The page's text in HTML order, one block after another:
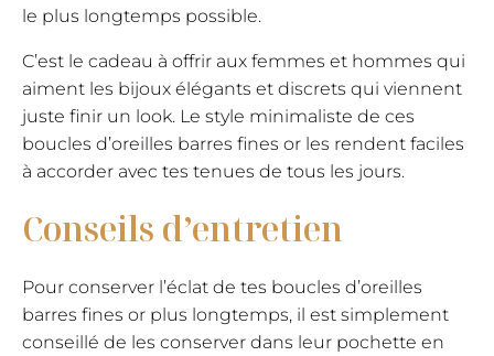
le plus longtemps possible.
C’est le cadeau à offrir aux femmes et hommes qui
aiment les bijoux élégants et discrets qui viennent
juste finir un look. Le style minimaliste de ces
boucles d’oreilles barres fines or les rendent faciles
à accorder avec tes tenues de tous les jours.
Conseils d’entretien
Pour conserver l’éclat de tes boucles d’oreilles
barres fines or plus longtemps, il est simplement
conseillé de les conserver dans leur pochette en